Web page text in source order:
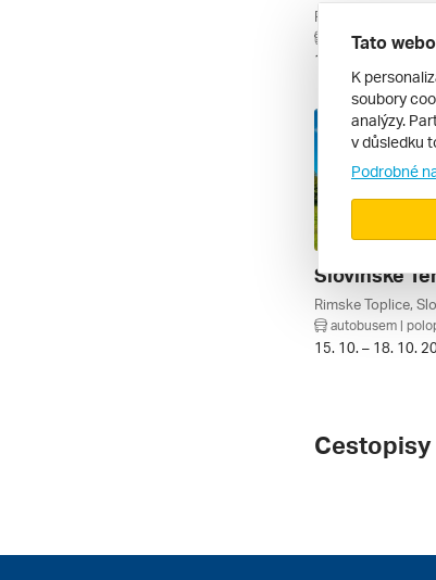
autobusem |
13. 5. – 16. 5. 2027
autobusem |
15. 10. – 18. 10.
Cestopisy
Tato
K
soubory
analýzy.
v důsledku
Podrobné